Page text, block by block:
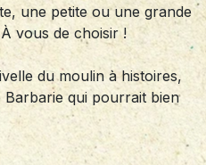
une petite ou une grande
vous de choisir !
du moulin à histoires,
Barbarie qui pourrait bien